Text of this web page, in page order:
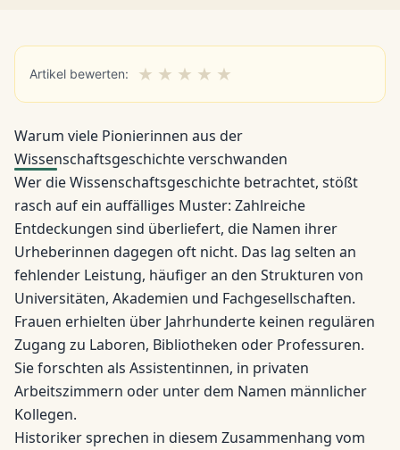
Artikel bewerten: ★ ★ ★ ★ ★
Warum viele Pionierinnen aus der
Wissenschaftsgeschichte verschwanden
Wer die Wissenschaftsgeschichte betrachtet, stößt
rasch auf ein auffälliges Muster: Zahlreiche
Entdeckungen sind überliefert, die Namen ihrer
Urheberinnen dagegen oft nicht. Das lag selten an
fehlender Leistung, häufiger an den Strukturen von
Universitäten, Akademien und Fachgesellschaften.
Frauen erhielten über Jahrhunderte keinen regulären
Zugang zu Laboren, Bibliotheken oder Professuren.
Sie forschten als Assistentinnen, in privaten
Arbeitszimmern oder unter dem Namen männlicher
Kollegen.
Historiker sprechen in diesem Zusammenhang vom